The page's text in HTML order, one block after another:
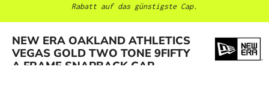
Rabatt auf das günstigste Cap.
NEW ERA OAKLAND ATHLETICS
VEGAS GOLD TWO TONE 9FIFTY
A FRAME SNAPBACK CAP
Bildergalerie überspringen